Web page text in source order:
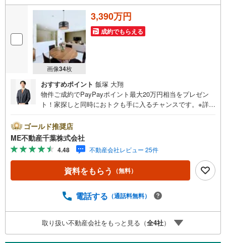
画像34枚
3,390万円
成約でもらえる
おすすめポイント 飯塚 大翔
物件ご成約でPayPayポイント最大20万円相当をプレゼン
ト！家探しと同時におトクも手に入るチャンスです。※詳し
送迎無料！頭金なし・銀行比較＆相談可！ テレビで紹介さ
れた『やどかリッチ』使えます！豊かに過ごすには『イン
テリア』家具や家電と『エクステリア』カーポートや楽し
める庭、この充実度で変わってきます。これらを一括で購
入でき、その代金を住宅ローンに組み込むことが可能なサ
ービス、それがやどかリッチです。 頭金0円でもOK！（諸
の？疾病ってなに？ローン組めるかな？」わからないこと
サポート致します！
ゴールド推奨店
ME不動産千葉株式会社
4.48 不動産会社レビュー 25件
資料をもらう （無料）
電話する （通話料無料）
取り扱い不動産会社をもっと見る（全4社）